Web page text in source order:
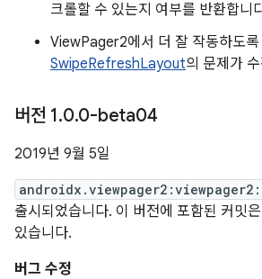
크롤할 수 있는지 여부를 반환합니
ViewPager2에서 더 잘 작동하도록
SwipeRefreshLayout의 문제가
버전 1.0.0-beta04
2019년 9월 5일
출시되었습니다. 이 버전에 포함된 커밋은
있습니다.
버그 수정